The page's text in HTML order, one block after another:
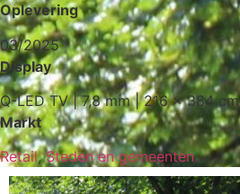
Oplevering
03/2025
Display
Q-LED TV | 7,8 mm | 216 x 384 cm
Markt
Retail,Steden en gemeenten